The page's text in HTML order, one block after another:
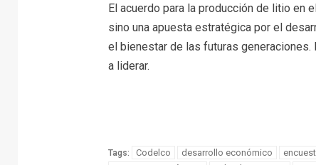
El acuerdo para la producción de litio en
sino una apuesta estratégica por el
el bienestar de las futuras generaciones.
a liderar.
Tags: Codelco desarrollo económico